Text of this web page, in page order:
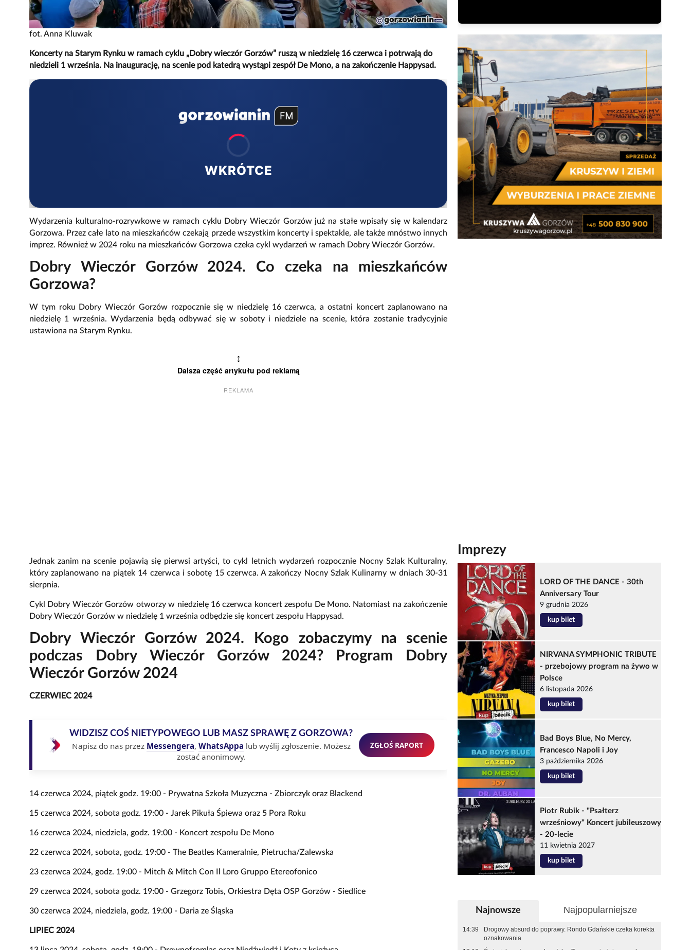
fot. Anna Kluwak
Koncerty na Starym Rynku w ramach cyklu „Dobry wieczór Gorzów” ruszą w niedzielę 16 czerwca i potrwają do
niedzieli 1 września. Na inaugurację, na scenie pod katedrą wystąpi zespół De Mono, a na zakończenie Happysad.
WKRÓTCE
Wydarzenia kulturalno-rozrywkowe w ramach cyklu Dobry Wieczór Gorzów już na stałe wpisały się w kalendarz
Gorzowa. Przez całe lato na mieszkańców czekają przede wszystkim koncerty i spektakle, ale także mnóstwo innych
imprez. Również w 2024 roku na mieszkańców Gorzowa czeka cykl wydarzeń w ramach Dobry Wieczór Gorzów.
Dobry Wieczór Gorzów 2024. Co czeka na mieszkańców
Gorzowa?
W tym roku Dobry Wieczór Gorzów rozpocznie się w niedzielę 16 czerwca, a ostatni koncert zaplanowano na
niedzielę 1 września. Wydarzenia będą odbywać się w soboty i niedziele na scenie, która zostanie tradycyjnie
ustawiona na Starym Rynku.
↕
Dalsza część artykułu pod reklamą
REKLAMA
Jednak zanim na scenie pojawią się pierwsi artyści, to cykl letnich wydarzeń rozpocznie Nocny Szlak Kulturalny,
który zaplanowano na piątek 14 czerwca i sobotę 15 czerwca. A zakończy Nocny Szlak Kulinarny w dniach 30-31
sierpnia.
Cykl Dobry Wieczór Gorzów otworzy w niedzielę 16 czerwca koncert zespołu De Mono. Natomiast na zakończenie
Dobry Wieczór Gorzów w niedzielę 1 września odbędzie się koncert zespołu Happysad.
Dobry Wieczór Gorzów 2024. Kogo zobaczymy na scenie
podczas Dobry Wieczór Gorzów 2024? Program Dobry
Wieczór Gorzów 2024
CZERWIEC 2024
WIDZISZ COŚ NIETYPOWEGO LUB MASZ SPRAWĘ Z GORZOWA?
Napisz do nas przez Messengera, WhatsAppa lub wyślij zgłoszenie. Możesz
zostać anonimowy.
ZGŁOŚ RAPORT
14 czerwca 2024, piątek godz. 19:00 - Prywatna Szkoła Muzyczna - Zbiorczyk oraz Blackend
15 czerwca 2024, sobota godz. 19:00 - Jarek Pikuła Śpiewa oraz 5 Pora Roku
16 czerwca 2024, niedziela, godz. 19:00 - Koncert zespołu De Mono
22 czerwca 2024, sobota, godz. 19:00 - The Beatles Kameralnie, Pietrucha/Zalewska
23 czerwca 2024, godz. 19:00 - Mitch & Mitch Con Il Loro Gruppo Etereofonico
29 czerwca 2024, sobota godz. 19:00 - Grzegorz Tobis, Orkiestra Dęta OSP Gorzów - Siedlice
30 czerwca 2024, niedziela, godz. 19:00 - Daria ze Śląska
LIPIEC 2024
Imprezy
LORD OF THE DANCE - 30th
Anniversary Tour
9 grudnia 2026
kup bilet
NIRVANA SYMPHONIC TRIBUTE
- przebojowy program na żywo w
Polsce
6 listopada 2026
kup bilet
Bad Boys Blue, No Mercy,
Francesco Napoli i Joy
3 października 2026
kup bilet
Piotr Rubik - "Psałterz
wrześniowy" Koncert jubileuszowy
- 20-lecie
11 kwietnia 2027
kup bilet
Najnowsze Najpopularniejsze
14:39
Drogowy absurd do poprawy. Rondo Gdańskie czeka korekta
oznakowania